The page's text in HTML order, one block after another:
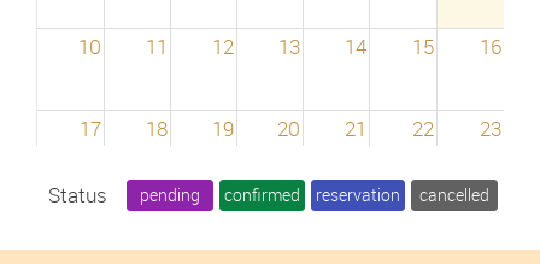
10 11 12 13 14 15 16
17 18 19 20 21 22 23
24 25 26 27 28 29 30
Status pending confirmed reservation cancelled